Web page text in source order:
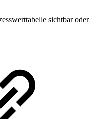
sichtbar oder